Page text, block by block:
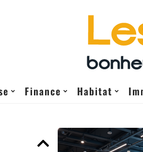
Finance Habitat